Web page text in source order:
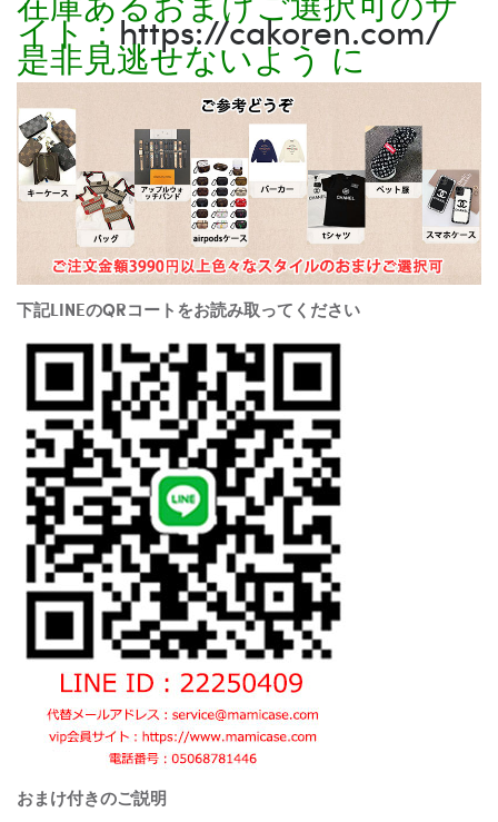
イト：https://cakoren.com/
是非見逃せないよう に
下記LINEのQRコートをお読み取ってください
おまけ付きのご説明